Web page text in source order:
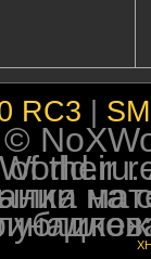
RC3
2026 NoXWorld.ru. All
на форуме